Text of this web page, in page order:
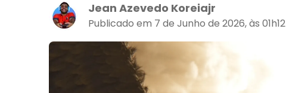
Jean Azevedo Koreiajr
Publicado em 7 de Junho de 2026, às 01h12